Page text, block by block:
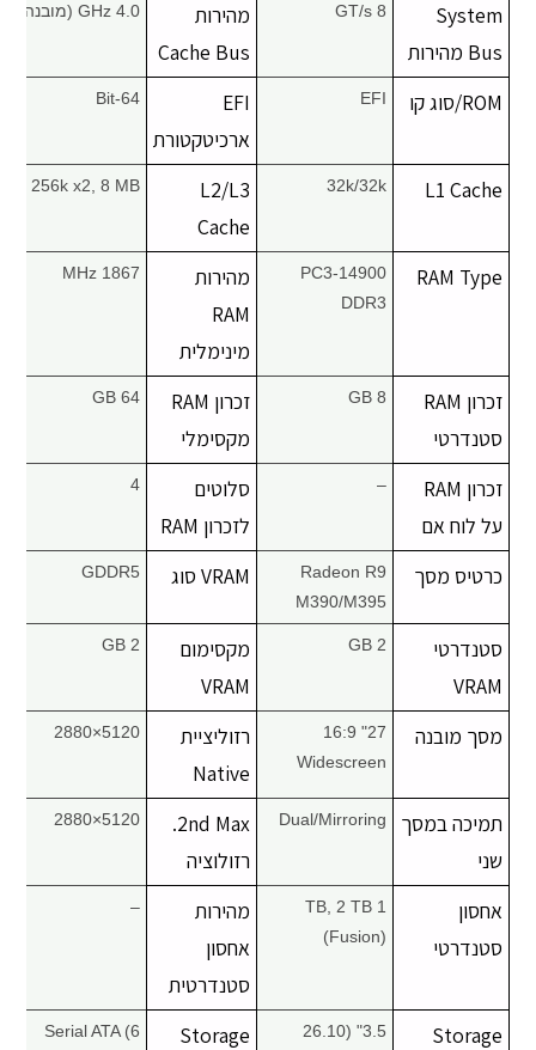
מדריכים
יצירת קשר
System
Bus מהירות
8 GT/s
מהירות
Cache Bus
4.0 GHz (מובנה)
ROM/סוג קו EFI
EFI
ארכיטקטורת
64-Bit
L1 Cache
32k/32k
L2/L3
Cache
256k x2, 8 MB
RAM Type
PC3-14900
DDR3
מהירות
RAM
מינימלית
1867 MHz
זכרון RAM
סטנדרטי
8 GB
זכרון RAM
מקסימלי
64 GB
זכרון RAM
על לוח אם
–
סלוטים
לזכרון RAM
4
כרטיס מסך
Radeon R9
M390/M395
VRAM סוג GDDR5
סטנדרטי
VRAM
2 GB
מקסימום
VRAM
2 GB
מסך מובנה
27" 16:9
Widescreen
רזוליציית
Native
5120×2880
תמיכה במסך
שני
Dual/Mirroring
2nd Max.
רזולוציה
5120×2880
אחסון
סטנדרטי
1 TB, 2 TB
(Fusion)
מהירות
אחסון
סטנדרטית
–
Storage
3.5" (26.10
Storage
Serial ATA (6